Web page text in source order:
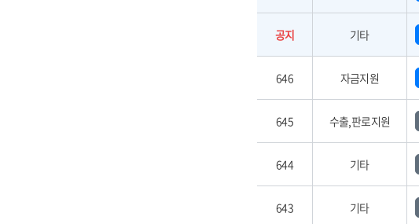
공지 기타
646 자금지원
645 수출,판로지원
644 기타
643 기타